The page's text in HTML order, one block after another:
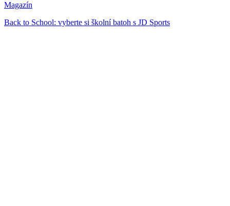
Magazín
Back to School: vyberte si školní batoh s JD Sports